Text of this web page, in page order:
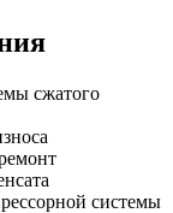
сжатого
системы